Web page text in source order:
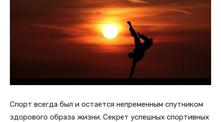
Спорт всегда был и остается непременным спутником
здорового образа жизни. Секрет успешных спортивных